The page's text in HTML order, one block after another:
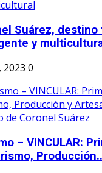
Suárez,
y
2023 0
– VINCULAR: